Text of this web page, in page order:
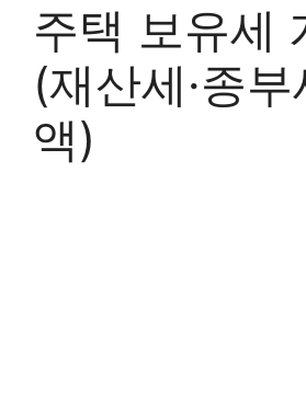
주택 보유세
(재산세·종
액)